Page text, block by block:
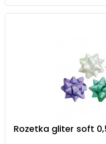
Rozetka gliter soft